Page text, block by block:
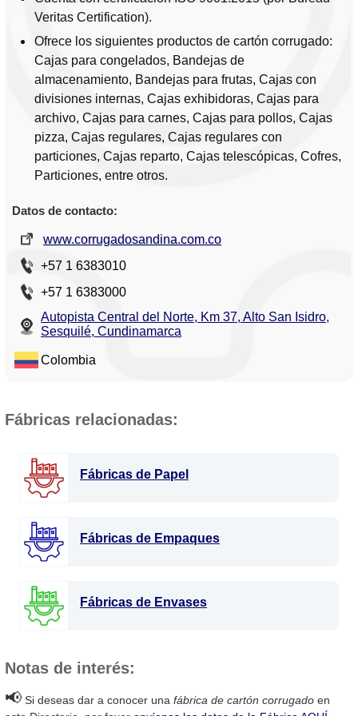
Veritas Certification).
Ofrece los siguientes productos de cartón corrugado:
Cajas para congelados, Bandejas de
almacenamiento, Bandejas para frutas, Cajas con
divisiones internas, Cajas exhibidoras, Cajas para
archivo, Cajas para carnes, Cajas para pollos, Cajas
pizza, Cajas regulares, Cajas regulares con
particiones, Cajas reparto, Cajas telescópicas, Cofres,
Particiones, entre otros.
Datos de contacto:
www.corrugadosandina.com.co
+57 1 6383010
+57 1 6383000
Autopista Central del Norte, Km 37, Alto San Isidro,
Sesquilé, Cundinamarca
Colombia
Fábricas relacionadas:
Fábricas de Papel
Fábricas de Empaques
Fábricas de Envases
Notas de interés:
📢 Si deseas dar a conocer una fábrica de cartón corrugado en